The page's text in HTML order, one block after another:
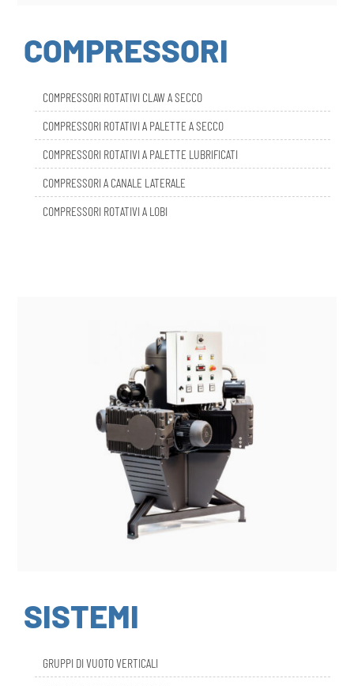
COMPRESSORI
COMPRESSORI ROTATIVI A PALETTE A SECCO
COMPRESSORI ROTATIVI A PALETTE LUBRIFICATI
COMPRESSORI A CANALE LATERALE
COMPRESSORI ROTATIVI A LOBI
SISTEMI
GRUPPI DI VUOTO ORIZZONTALI